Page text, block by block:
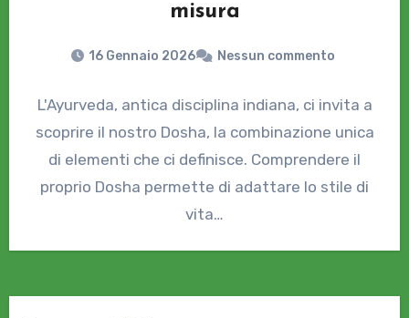
misura
16 Gennaio 2026 Nessun commento
L'Ayurveda, antica disciplina indiana, ci invita a
scoprire il nostro Dosha, la combinazione unica
di elementi che ci definisce. Comprendere il
proprio Dosha permette di adattare lo stile di
vita…